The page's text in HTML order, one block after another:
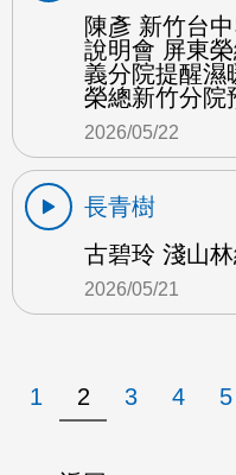
陳彥 新竹台
說明會 屏東
義分院提醒濕
榮總新竹分院
2026/05/22
長青樹
古碧玲 淺山
2026/05/21
1 2 3 4 5